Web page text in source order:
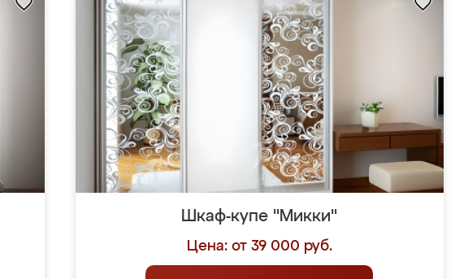
Шкаф-купе "Микки"
Цена: от 39 000 руб.